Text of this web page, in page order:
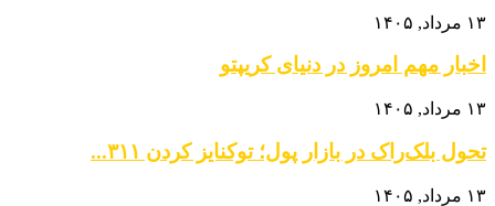
۱۳ مرداد, ۱۴۰۵
اخبار مهم امروز در دنیای کریپتو
۱۳ مرداد, ۱۴۰۵
تحول بلک‌راک در بازار پول؛ توکنایز کردن ۳۱۱...
۱۳ مرداد, ۱۴۰۵